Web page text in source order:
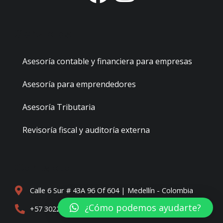
e
b
o
t
a
r
m
Asesoría contable y financiera para empresas
Asesoría para emprendedores
Asesoría Tributaria
Revisoría fiscal y auditoría externa
Calle 6 Sur # 43A 96 Of 604 | Medellín - Colombia
+57 3022986756 ¿Cómo podemos ayudarte?